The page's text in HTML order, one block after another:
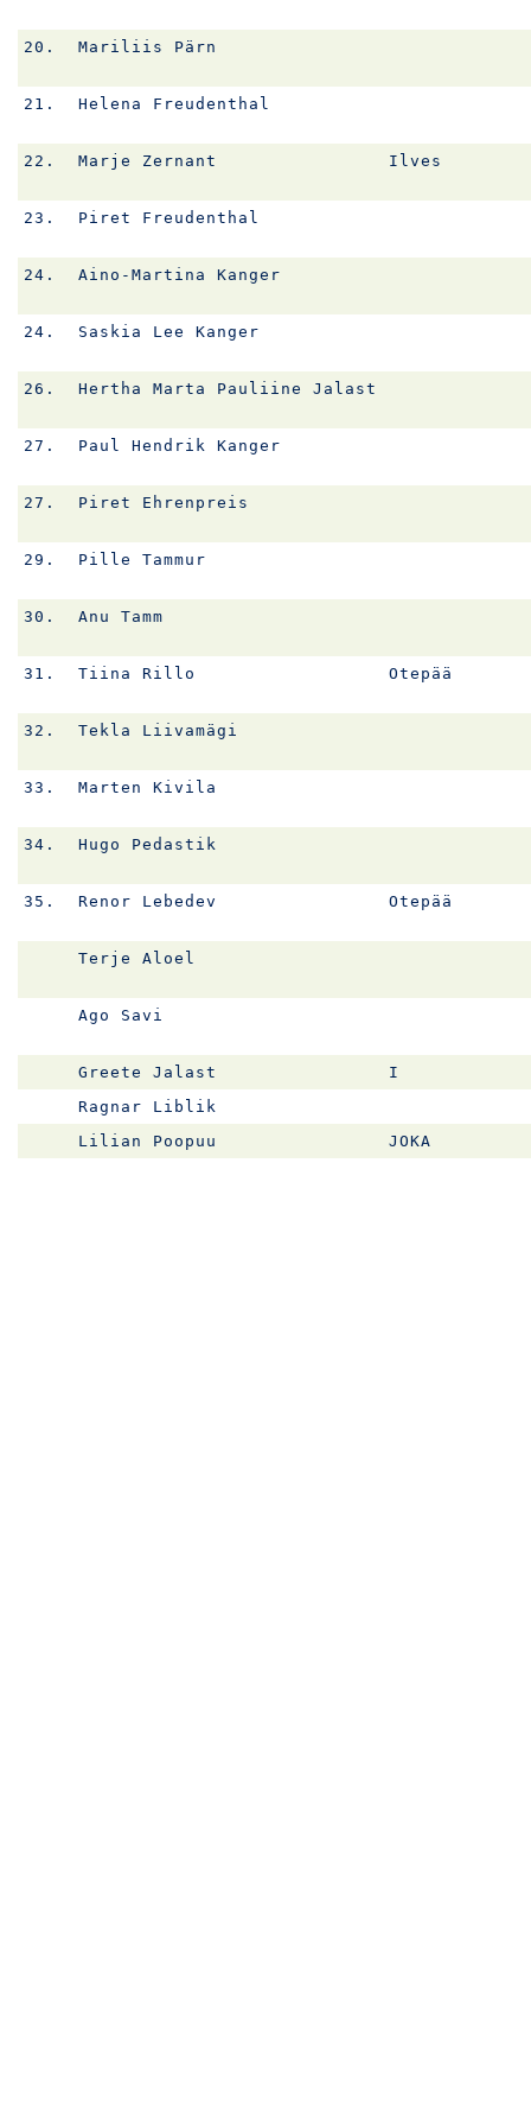
20. Mariliis Pärn
21. Helena Freudenthal
22. Marje Zernant Ilves
23. Piret Freudenthal
24. Aino-Martina Kanger
24. Saskia Lee Kanger
26. Hertha Marta Pauliine Jalast
27. Paul Hendrik Kanger
27. Piret Ehrenpreis
29. Pille Tammur
30. Anu Tamm
31. Tiina Rillo Otepää
32. Tekla Liivamägi
33. Marten Kivila
34. Hugo Pedastik
35. Renor Lebedev Otepää
Terje Aloel
Ago Savi
Greete Jalast
I
Ragnar Liblik
Lilian Poopuu
JOKA